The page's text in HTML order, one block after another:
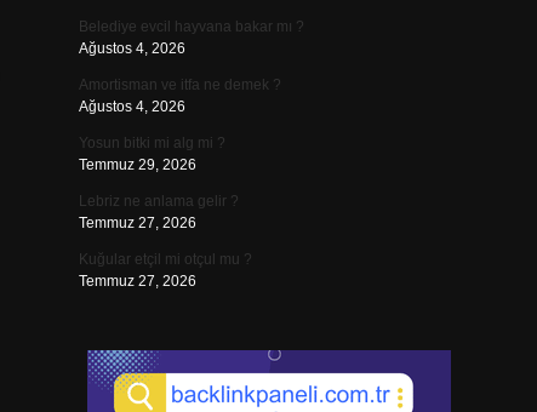
Belediye evcil hayvana bakar mı ?
Ağustos 4, 2026
Amortisman ve itfa ne demek ?
Ağustos 4, 2026
Yosun bitki mi alg mi ?
Temmuz 29, 2026
Lebriz ne anlama gelir ?
Temmuz 27, 2026
Kuğular etçil mi otçul mu ?
Temmuz 27, 2026